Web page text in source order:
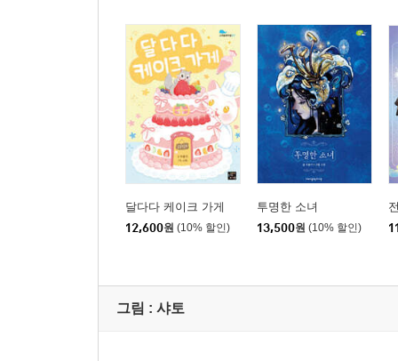
달다다 케이크 가게
12,600원 (10% 할인)
투명한 소녀
13,500원 (10% 할인)
그림 : 샤토